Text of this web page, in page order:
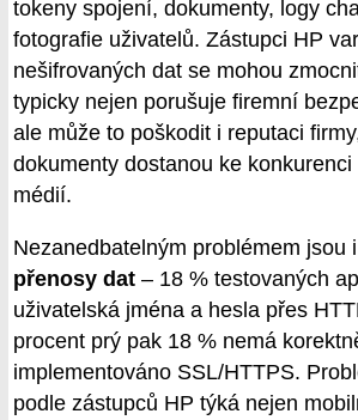
tokeny spojení, dokumenty, logy
fotografie uživatelů. Zástupci HP
nešifrovaných dat se mohou
typicky nejen porušuje firemní
ale může to poškodit i reputaci
dokumenty dostanou ke
médií.
Nezanedbatelným problémem jsou i
přenosy dat – 18 % testovaných
uživatelská jména a hesla přes
procent prý pak 18 % nemá
implementováno SSL/HTTPS.
podle zástupců HP týká nejen